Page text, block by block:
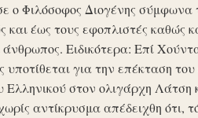
ο Φιλόσοφος Διογένης
και έως τους εφοπλιστές καθώς
άνθρωπος. Ειδικότερα: Επί
υποτίθεται για την επέκταση
Ελληνικού στον ολιγάρχη Λάτση
αντίκρυσμα απέδειχθη ότι,